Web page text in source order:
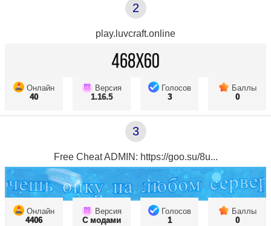
2
play.luvcraft.online
Онлайн
40
Версия
1.16.5
Голосов
3
Баллы
0
3
Free Cheat ADMIN: https://goo.su/8u...
Онлайн
4406
Версия
С модами
Голосов
1
Баллы
0